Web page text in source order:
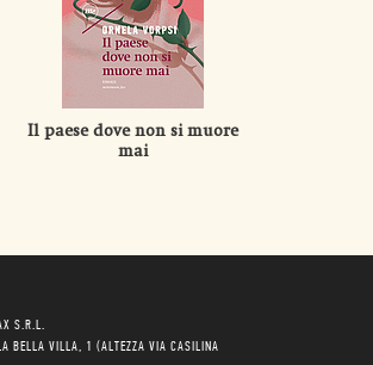
Il paese dove non si muore
mai
S.R.L.
BELLA VILLA, 1 (ALTEZZA VIA CASILINA